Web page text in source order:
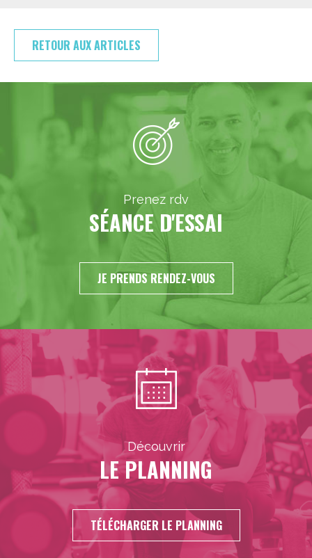
RETOUR AUX ARTICLES
Prenez rdv
SÉANCE D'ESSAI
JE PRENDS RENDEZ-VOUS
Découvrir
LE PLANNING
TÉLÉCHARGER LE PLANNING